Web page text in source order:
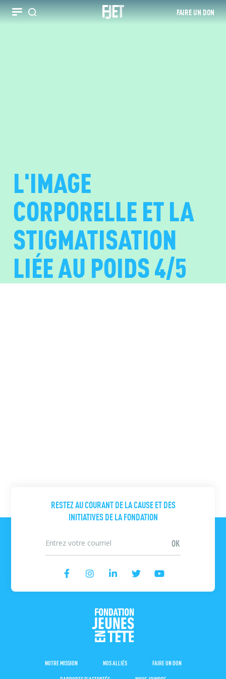
Recherche FAIRE UN DON
L'IMAGE
CORPORELLE ET LA
STIGMATISATION
LIÉE AU POIDS 4/5
RESTEZ AU COURANT DE LA CAUSE ET DES
INITIATIVES DE LA FONDATION
NOTRE MISSION NOS ALLIÉS
FAIRE UN DON